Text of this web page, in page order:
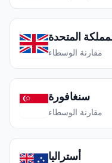
المتحدة
مقارنة الوسطاء
سنغافورة
مقارنة الوسطاء
أستراليا